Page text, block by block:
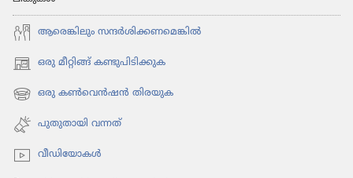
ആരെങ്കി​ലും സന്ദർശി​ക്ക​ണ​മെ​ങ്കിൽ
ഒരു മീറ്റിങ്ങ് കണ്ടുപിടിക്കുക
(പുതിയ
പേജ്
തുറക്കുക)
ഒരു കൺവെൻഷൻ തിരയുക
(പുതിയ
പേജ്
തുറക്കുക)
പുതുതായി വന്നത്‌
വീഡി​യോ​കൾ